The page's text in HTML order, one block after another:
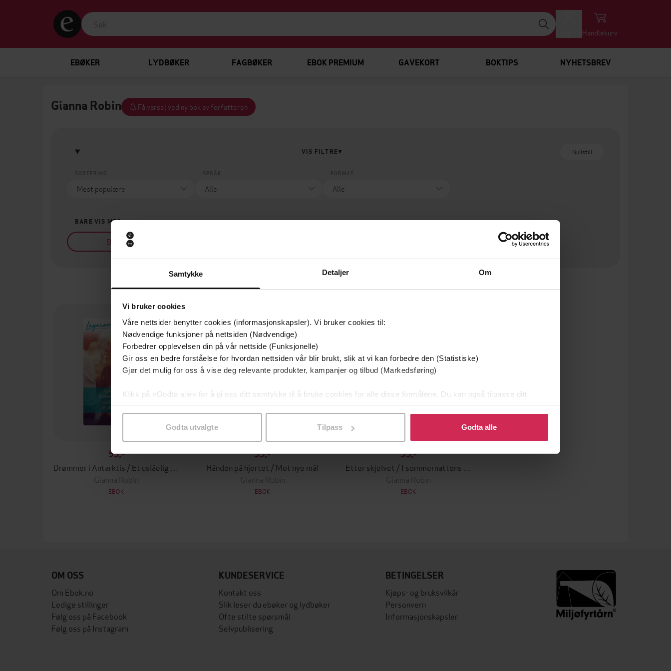
Samtykke Detaljer Om
Vi bruker cookies
Våre nettsider benytter cookies (informasjonskapsler). Vi bruker cookies til:
Nødvendige funksjoner på nettsiden (Nødvendige)
Forbedrer opplevelsen din på vår nettside (Funksjonelle)
Gir oss en bedre forståelse for hvordan nettsiden vår blir brukt, slik at vi kan forbedre den (Statistiske)
Gjør det mulig for oss å vise deg relevante produkter, kampanjer og tilbud (Markedsføring)
Klikk på «Godta alle» for å gi oss ditt samtykke til å bruke cookies for alle disse formålene. Du kan også tilpasse ditt
samtykke til spesifikke formål ved å klikke på «Tilpass». Du kan når som helst trekke tilbake eller endre ditt samtykke.
Godta utvalgte Tilpass Godta alle
Handlekurv
EBØKER LYDBØKER FAGBØKER EBOK PREMIUM GAVEKORT BOKTIPS NYHETSBREV
Gianna Robin Få varsel ved ny bok av forfatteren
VIS FILTRE Nullstill
BARE VIS MEG
Bøker på tilbud
99,-
Gianna Robin
EBOK
99,-
Hånden på hjertet / Mot nye mål
Gianna Robin
EBOK
99,-
Gianna Robin
EBOK
OM OSS
Om Ebok.no
Ledige stillinger
Følg oss på Facebook
Følg oss på Instagram
KUNDESERVICE
Kontakt oss
Slik leser du ebøker og lydbøker
Ofte stilte spørsmål
Selvpublisering
BETINGELSER
Kjøps- og bruksvilkår
Personvern
Informasjonskapsler